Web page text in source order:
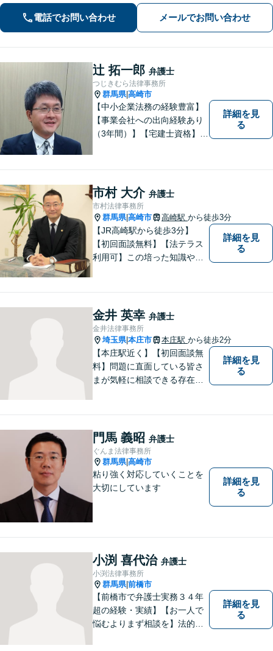
電話でお問い合わせ メールでお問い合わせ
辻 拓一郎 弁護士
つじきむら法律事務所
群馬県|高崎市
【中小企業法務の経験豊富】
【事業会社への出向経験あり
（3年間）】【宅建士資格】信
詳細を見
る
市村 大介 弁護士
市村法律事務所
群馬県|高崎市 高崎駅 から徒歩3分
【JR高崎駅から徒歩3分】
【初回面談無料】【法テラス
利用可】この培った知識や経
す。お気軽にご相談くださ
い。
詳細を見
る
金井 英幸 弁護士
金井法律事務所
埼玉県|本庄市 本庄駅 から徒歩2分
【本庄駅近く】【初回面談無
料】問題に直面している皆さ
まが気軽に相談できる存在に
／休日対応可能】公平・公正
な立場から、事件の見通しを
正確に伝えます。お気軽にご
相談ください。
詳細を見
る
門馬 義昭 弁護士
ぐんま法律事務所
群馬県|高崎市
粘り強く対応していくことを
大切にしています
詳細を見
る
小渕 喜代治 弁護士
小渕法律事務所
群馬県|前橋市
【前橋市で弁護士実務３４年
超の経験・実績】【お一人で
悩むよりまず相談を】法的ト
詳細を見
る